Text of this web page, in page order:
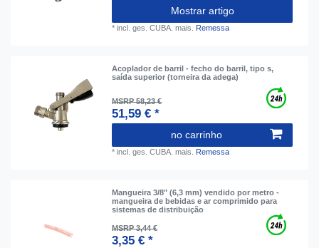
Mostrar artigo
*incl. ges. CUBA. mais. Remessa
Acoplador de barril - fecho do barril, tipo s,
saída superior (torneira da adega)
MSRP 58,23 €
51,59 € *
no carrinho
*incl. ges. CUBA. mais. Remessa
Mangueira 3/8" (6,3 mm) vendido por metro -
mangueira de bebidas e ar comprimido para
sistemas de distribuição
MSRP 3,44 €
3,35 € *